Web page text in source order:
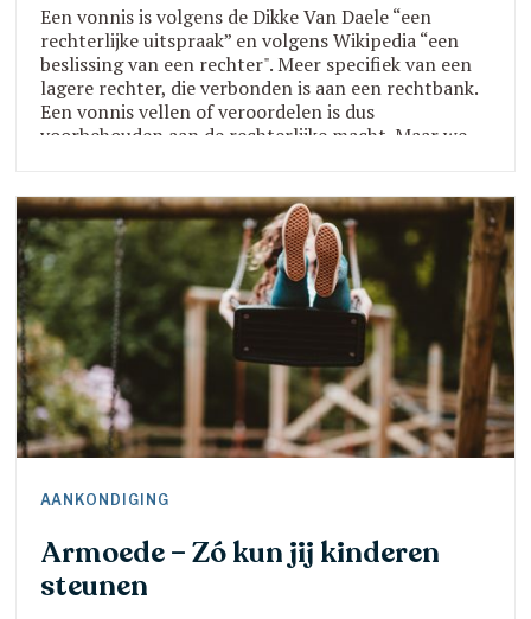
Een vonnis is volgens de Dikke Van Daele “een
rechterlijke uitspraak” en volgens Wikipedia “een
beslissing van een rechter". Meer specifiek van een
lagere rechter, die verbonden is aan een rechtbank.
Een vonnis vellen of veroordelen is dus
voorbehouden aan de rechterlijke macht. Maar we
AANKONDIGING
Armoede – Zó kun jij kinderen
steunen